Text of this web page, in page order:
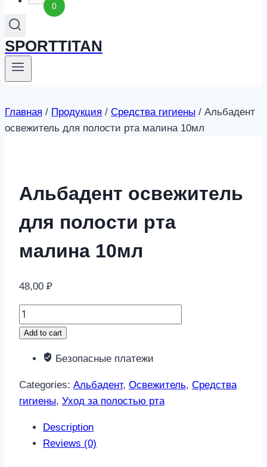
0
SPORTTITAN
Главная / Продукция / Средства гигиены / Альбадент
освежитель для полости рта малина 10мл
Альбадент освежитель
для полости рта
малина 10мл
48,00 ₽
Альбадент
освежитель
полости
малина
10мл
quantity
Add to cart
Безопасные платежи
Categories: Альбадент, Освежитель, Средства
гигиены, Уход за полостью рта
Description
Reviews (0)